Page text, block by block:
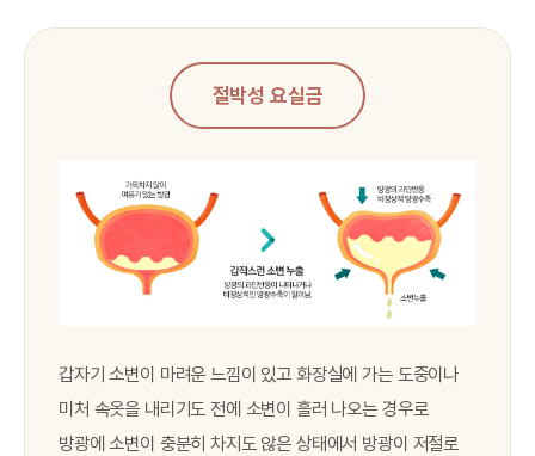
절박성 요실금
갑자기 소변이 마려운 느낌이 있고 화장실에 가는 도중이나
미처 속옷을 내리기도 전에 소변이 흘러 나오는 경우로
방광에 소변이 충분히 차지도 않은 상태에서 방광이 저절로